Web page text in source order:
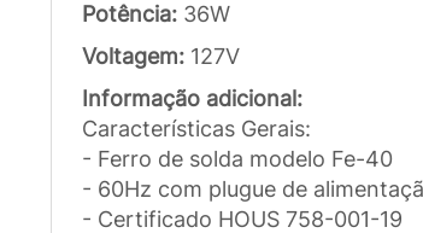
Potência: 36W
Voltagem: 127V
Informação adicional:
Características Gerais:
- Ferro de solda modelo Fe-40
- 60Hz com plugue de
- Certificado HOUS 758-001-19